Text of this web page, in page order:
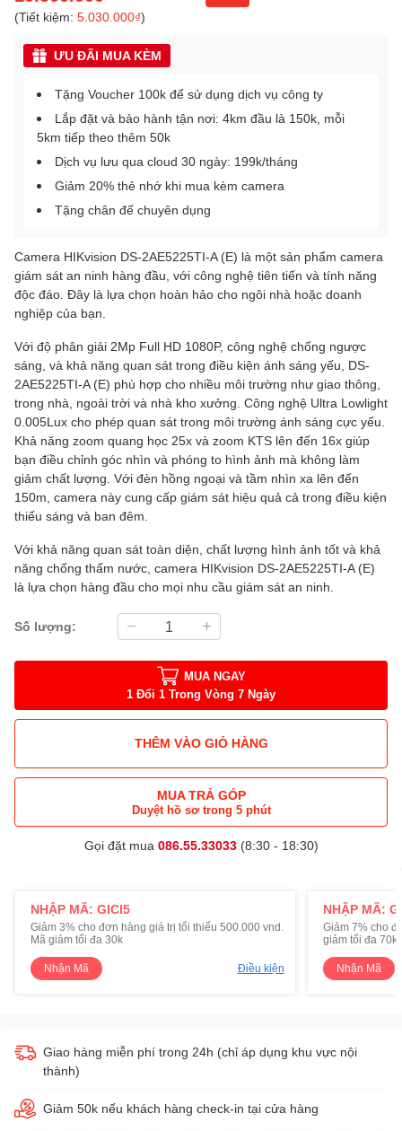
(Tiết kiệm: 5.030.000₫)
ƯU ĐÃI MUA KÈM
Tặng Voucher 100k để sử dụng dịch vụ công ty
Lắp đặt và bảo hành tận nơi: 4km đầu là 150k, mỗi
5km tiếp theo thêm 50k
Dịch vụ lưu qua cloud 30 ngày: 199k/tháng
Giảm 20% thẻ nhớ khi mua kèm camera
Tặng chân đế chuyên dụng
Camera HIKvision DS-2AE5225TI-A (E) là một sản phẩm camera
giám sát an ninh hàng đầu, với công nghệ tiên tiến và tính năng
độc đáo. Đây là lựa chọn hoàn hảo cho ngôi nhà hoặc doanh
nghiệp của bạn.
Với độ phân giải 2Mp Full HD 1080P, công nghệ chống ngược
sáng, và khả năng quan sát trong điều kiện ánh sáng yếu, DS-
2AE5225TI-A (E) phù hợp cho nhiều môi trường như giao thông,
trong nhà, ngoài trời và nhà kho xưởng. Công nghệ Ultra Lowlight
0.005Lux cho phép quan sát trong môi trường ánh sáng cực yếu.
Khả năng zoom quang học 25x và zoom KTS lên đến 16x giúp
bạn điều chỉnh góc nhìn và phóng to hình ảnh mà không làm
giảm chất lượng. Với đèn hồng ngoại và tầm nhìn xa lên đến
150m, camera này cung cấp giám sát hiệu quả cả trong điều kiện
thiếu sáng và ban đêm.
Với khả năng quan sát toàn diện, chất lượng hình ảnh tốt và khả
năng chống thấm nước, camera HIKvision DS-2AE5225TI-A (E)
là lựa chọn hàng đầu cho mọi nhu cầu giám sát an ninh.
Số lượng:
MUA NGAY
1 Đổi 1 Trong Vòng 7 Ngày
THÊM VÀO GIỎ HÀNG
MUA TRẢ GÓP
Duyệt hồ sơ trong 5 phút
Gọi đặt mua 086.55.33033(8:30 - 18:30)
NHẬP MÃ: GICI5
Giảm 3% cho đơn hàng giá trị tối thiểu 500.000 vnd.
Mã giảm tối đa 30k
Nhận Mã Điều kiện
NHẬP MÃ:
Giảm 7% cho
giảm tối đa 70k
Nhận Mã
Giao hàng miễn phí trong 24h (chỉ áp dụng khu vực nội
thành)
Giảm 50k nếu khách hàng check-in tại cửa hàng